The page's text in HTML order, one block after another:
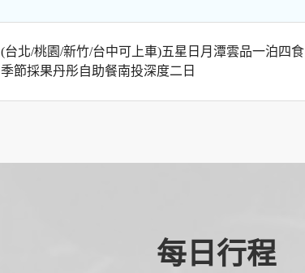
(台北/桃園/新竹/台中可上車)五星日月潭雲品一泊四食
季節採果丹彤自助餐南投深度二日
每日行程